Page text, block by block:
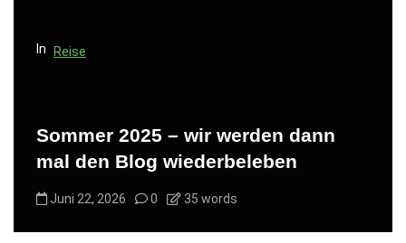
In Reise
Sommer 2025 – wir werden dann
mal den Blog wiederbeleben
Juni 22, 2026 0 35 words